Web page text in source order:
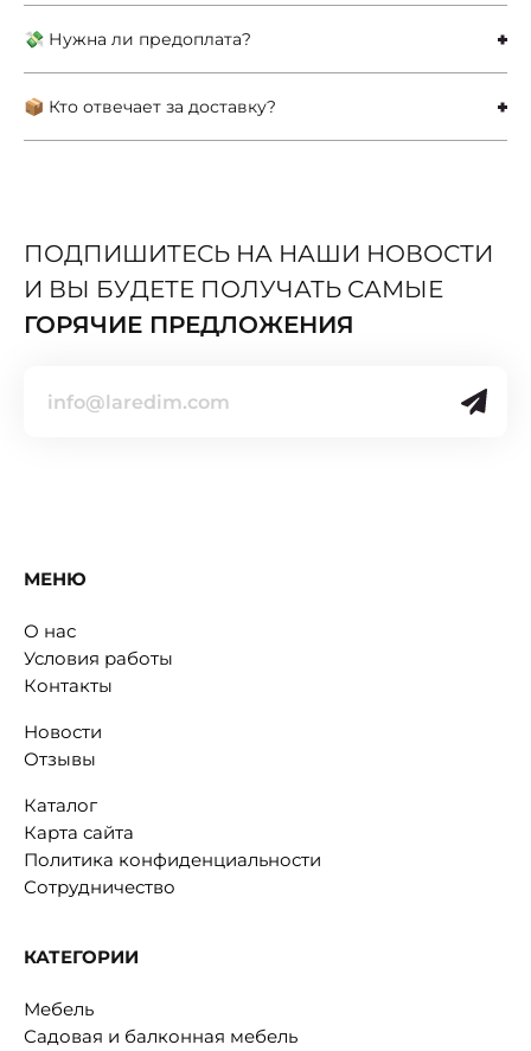
💸 Нужна ли предоплата?
📦 Кто отвечает за доставку?
ПОДПИШИТЕСЬ НА НАШИ НОВОСТИ
И ВЫ БУДЕТЕ ПОЛУЧАТЬ САМЫЕ
ГОРЯЧИЕ ПРЕДЛОЖЕНИЯ
МЕНЮ
О нас
Условия работы
Контакты
Новости
Отзывы
Каталог
Карта сайта
Политика конфиденциальности
Сотрудничество
КАТЕГОРИИ
Мебель
Садовая и балконная мебель